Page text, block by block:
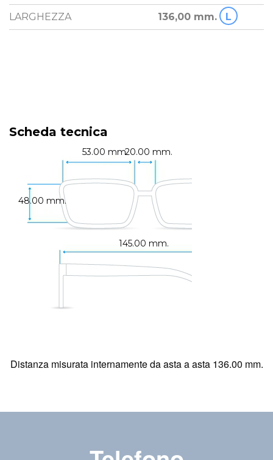
LARGHEZZA 136,00 mm. L
Scheda tecnica
53.00 mm.20.00 mm.
145.00 mm.
48.00 mm.
Distanza misurata internamente da asta a asta 136.00 mm.